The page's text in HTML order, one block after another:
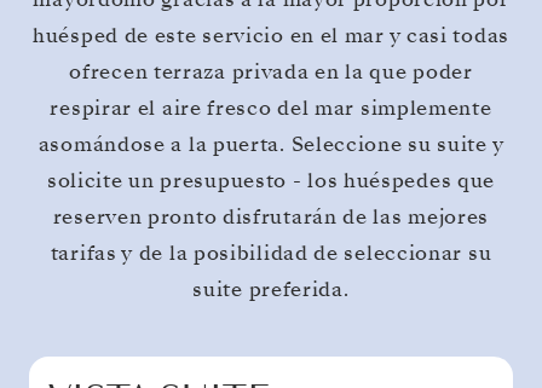
huésped de este servicio en el mar y casi todas
ofrecen terraza privada en la que poder
respirar el aire fresco del mar simplemente
asomándose a la puerta. Seleccione su suite y
solicite un presupuesto - los huéspedes que
reserven pronto disfrutarán de las mejores
tarifas y de la posibilidad de seleccionar su
suite preferida.